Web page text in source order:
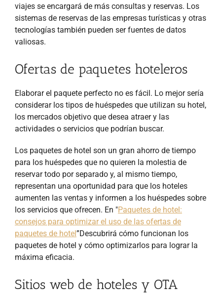
viajes se encargará de más consultas y reservas. Los
sistemas de reservas de las empresas turísticas y otras
tecnologías también pueden ser fuentes de datos
valiosas.
Ofertas de paquetes hoteleros
Elaborar el paquete perfecto no es fácil. Lo mejor sería
considerar los tipos de huéspedes que utilizan su hotel,
los mercados objetivo que desea atraer y las
actividades o servicios que podrían buscar.
Los paquetes de hotel son un gran ahorro de tiempo
para los huéspedes que no quieren la molestia de
reservar todo por separado y, al mismo tiempo,
representan una oportunidad para que los hoteles
aumenten las ventas y informen a los huéspedes sobre
los servicios que ofrecen. En "Paquetes de hotel:
consejos para optimizar el uso de las ofertas de
paquetes de hotel”Descubrirá cómo funcionan los
paquetes de hotel y cómo optimizarlos para lograr la
máxima eficacia.
Sitios web de hoteles y OTA